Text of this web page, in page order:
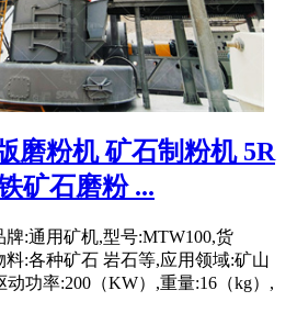
磨粉机 矿石制粉机 5R
矿石磨粉 ...
牌:通用矿机,型号:MTW100,货
料:各种矿石 岩石等,应用领域:矿山
功率:200（KW）,重量:16（kg）,